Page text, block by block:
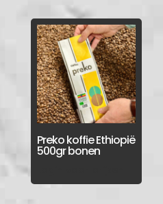
Preko koffie Ethiopië
500gr bonen